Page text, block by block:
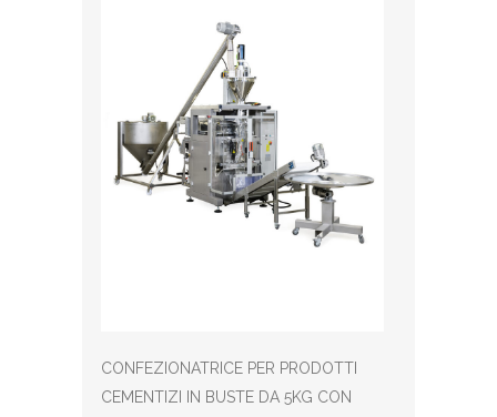
CONFEZIONATRICE PER PRODOTTI
CEMENTIZI IN BUSTE DA 5KG CON